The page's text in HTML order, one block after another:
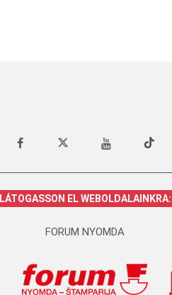
LÁTOGASSON EL WEBOLDALAINKRA:
FORUM NYOMDA